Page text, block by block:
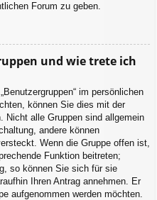
Forum zu geben.
und wie trete ich
im persönlichen
können Sie dies mit der
Nicht alle Gruppen sind allgemein
andere können
Wenn die Gruppe offen ist,
Funktion beitreten;
so können Sie sich für sie
Ihren Antrag annehmen. Er
aufgenommen werden möchten.